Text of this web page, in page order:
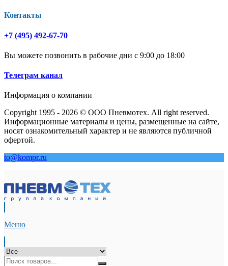
Контакты
+7 (495) 492-67-70
Вы можете позвонить в рабочие дни с 9:00 до 18:00
Телеграм канал
Информация о компании
Copyright 1995 - 2026 © ООО Пневмотех. All right reserved.
Информационные материалы и цены, размещенные на сайте,
носят ознакомительный характер и не являются публичной
офертой.
to@kompr.ru
Меню